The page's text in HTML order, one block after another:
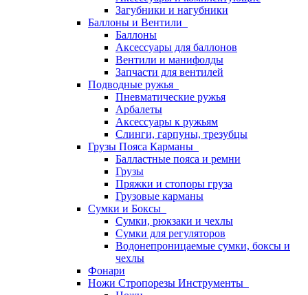
Загубники и нагубники
Баллоны и Вентили
Баллоны
Аксессуары для баллонов
Вентили и манифолды
Запчасти для вентилей
Подводные ружья
Пневматические ружья
Арбалеты
Аксессуары к ружьям
Слинги, гарпуны, трезубцы
Грузы Пояса Карманы
Балластные пояса и ремни
Грузы
Пряжки и стопоры груза
Грузовые карманы
Сумки и Боксы
Сумки, рюкзаки и чехлы
Сумки для регуляторов
Водонепроницаемые сумки, боксы и
чехлы
Фонари
Ножи Стропорезы Инструменты